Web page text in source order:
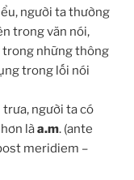
người ta thường
trong văn nói,
trong những thông
trong lối nói
người ta có
làa.m. (ante
meridiem –